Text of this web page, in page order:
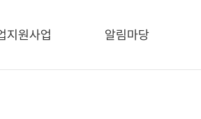
지원사업 알림마당